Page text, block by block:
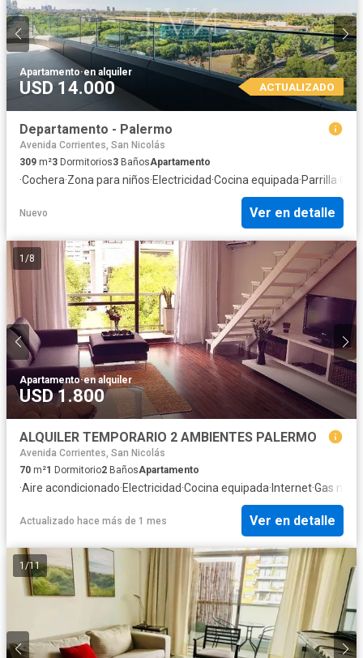
Apartamento·en alquiler
USD 14.000 ACTUALIZADO
Departamento - Palermo
Avenida Corrientes, San Nicolás
309 m²3 Dormitorios3 BañosApartamento
·Cochera·Zona para niños·Electricidad·Cocina equipada·Parrilla·
Nuevo Ver en detalle
1 /8
Apartamento·en alquiler
USD 1.800
ALQUILER TEMPORARIO 2 AMBIENTES PALERMO
Avenida Corrientes, San Nicolás
70 m²1 Dormitorio2 BañosApartamento
·Aire acondicionado·Electricidad·Cocina equipada· Internet·Gas
Actualizado hace más de 1 mes Ver en detalle
1 /11